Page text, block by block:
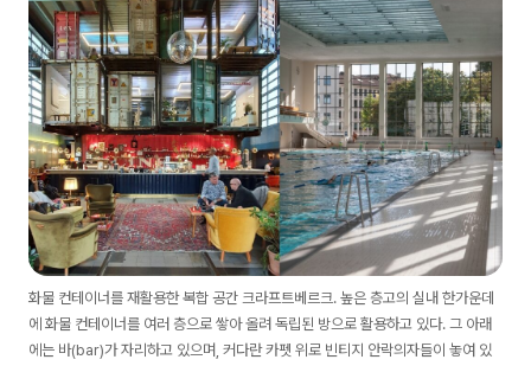
화물 컨테이너를 재활용한 복합 공간 크라프트베르크. 높은 층고의 실내 한가운데
에 화물 컨테이너를 여러 층으로 쌓아 올려 독립된 방으로 활용하고 있다. 그 아래
에는 바(bar)가 자리하고 있으며, 커다란 카펫 위로 빈티지 안락의자들이 놓여 있